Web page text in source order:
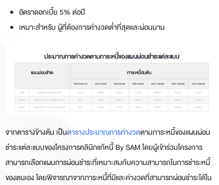
อัตราดอกเบี้ย 5% ต่อปี
เหมาะสำหรับ ผู้ที่ต้องการค่างวดต่ำที่สุดและผ่อนนาน
จากตารางข้างต้น เป็นตารางประมาณการค่างวดตามภาระหนี้ของแผนผ่อน
ชำระแต่ละแบบของโครงการคลินิกแก้หนี้ By SAM โดยผู้เข้าร่วมโครงการ
สามารถเลือกแผนการผ่อนชำระที่เหมาะสมกับความสามารถในการชำระหนี้
ของตนเอง โดยพิจารณาจากภาระหนี้ที่มีและค่างวดที่สามารถผ่อนชำระได้ใน